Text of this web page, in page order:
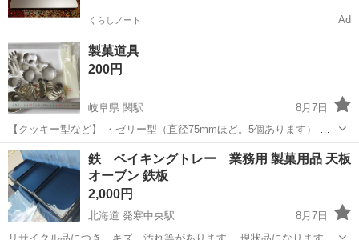
くらしノート Ad
製菓道具
200円
岐阜県 関駅
8月7日
【クッキー型など】 ・ゼリー型（直径75mmほど。5個あります） ・
クッキー型（車、飛行機、ゾウ、鍵、フォーク、菊花の大中小） ・と
ころてん突き（新品未使用） 調理道具の整理をしていて手放す事にし
たものたちです。 バラバ...
岐阜 岐阜市 関駅 調理器具
鉄 ベイキングトレー 業務用 製菓用品 天板
オーブン 鉄板
2,000円
北海道 発寒中央駅
8月7日